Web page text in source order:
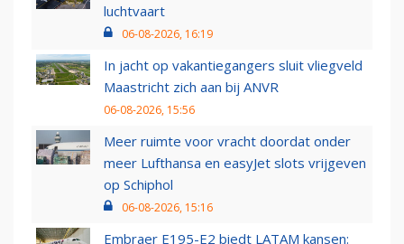
luchtvaart
06-08-2026, 16:19
In jacht op vakantiegangers sluit vliegveld
Maastricht zich aan bij ANVR
06-08-2026, 15:56
Meer ruimte voor vracht doordat onder
meer Lufthansa en easyJet slots vrijgeven
op Schiphol
06-08-2026, 15:16
Embraer E195-E2 biedt LATAM kansen: